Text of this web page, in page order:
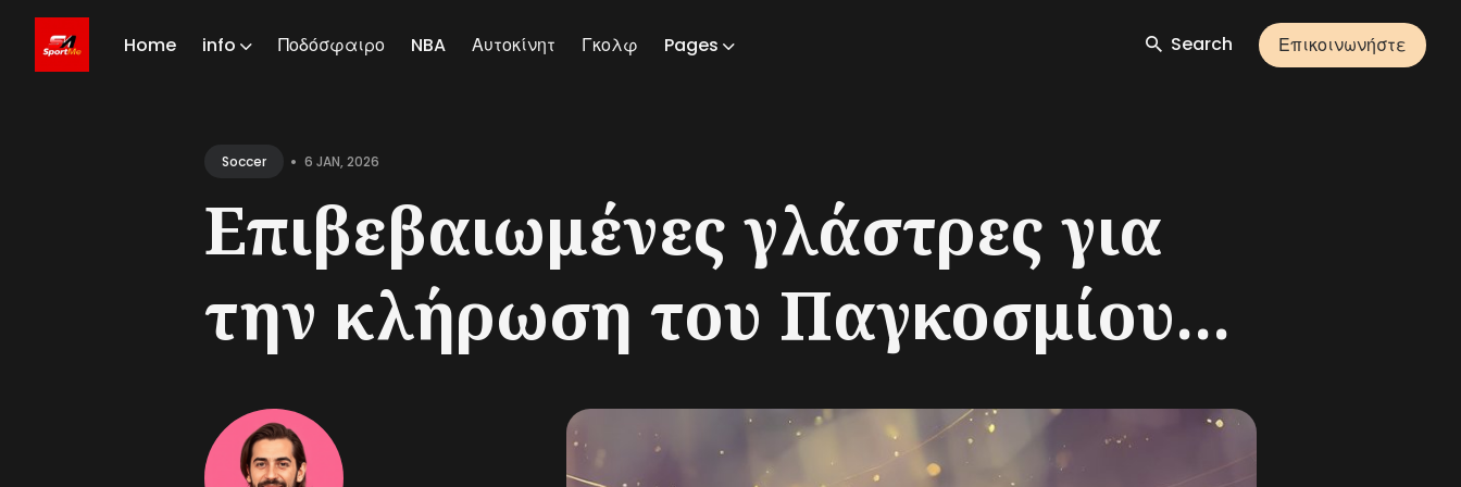
Home info Ποδόσφαιρο NBA Αυτοκίνητ Γκολφ Pages Search Επικοινωνήστε
Soccer • 6 JAN, 2026
Επιβεβαιωμένες γλάστρες για
την κλήρωση του Παγκοσμίου...